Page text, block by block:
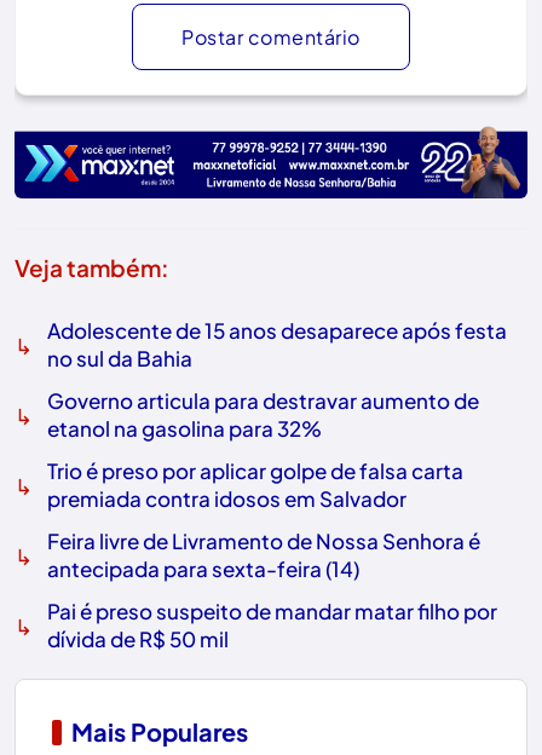
Postar comentário
Veja também:
↳
Adolescente de 15 anos desaparece após festa
no sul da Bahia
↳
Governo articula para destravar aumento de
etanol na gasolina para 32%
↳
Trio é preso por aplicar golpe de falsa carta
premiada contra idosos em Salvador
↳
Feira livre de Livramento de Nossa Senhora é
antecipada para sexta-feira (14)
↳
Pai é preso suspeito de mandar matar filho por
dívida de R$ 50 mil
Mais Populares